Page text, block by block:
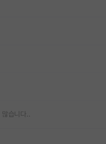
습니다..